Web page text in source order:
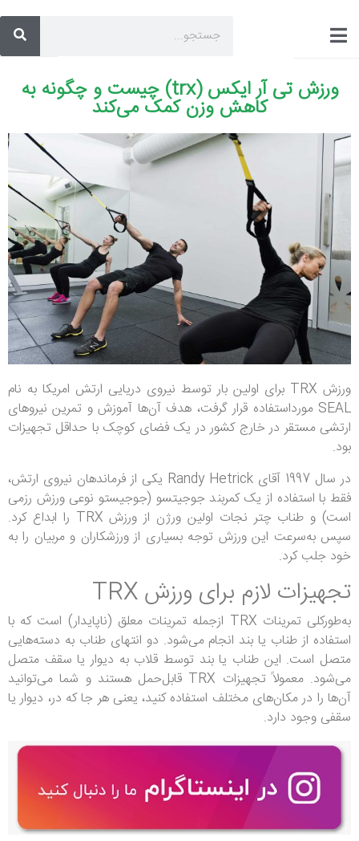
ورزش تی آر ایکس (trx) چیست و چگونه به
کاهش وزن کمک می‌کند
ورزش TRX برای اولین بار توسط نیروی دریایی ارتش امریکا به نام
SEAL مورداستفاده قرار گرفت، هدف آن‌ها آموزش و تمرین نیروهای
ارتشی مستقر در خارج کشور در یک فضای کوچک با حداقل تجهیزات
بود.
در سال 1997 آقای Randy Hetrick یکی از فرماندهان نیروی ارتش،
فقط با استفاده از یک کمربند جوجیتسو (جوجیستو نوعی ورزش رزمی
است) و طناب چتر نجات اولین ورژن از ورزش TRX را ابداع کرد.
سپس به‌سرعت این ورزش توجه بسیاری از ورزشکاران و مربیان را به
خود جلب کرد.
تجهیزات لازم برای ورزش TRX
به‌طورکلی تمرینات TRX ازجمله تمرینات معلق (ناپایدار) است که با
استفاده از طناب یا بند انجام می‌شود. دو انتهای طناب به دسته‌هایی
متصل است. این طناب یا بند توسط قلاب به دیوار یا سقف متصل
می‌شود. معمولاً تجهیزات TRX قابل‌حمل هستند و شما می‌توانید
آن‌ها را در مکان‌های مختلف استفاده کنید، یعنی هر جا که در، دیوار یا
سقفی وجود دارد.